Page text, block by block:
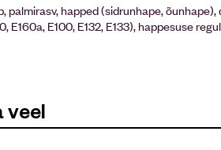
palmirasv, happed (sidrunhape,
E160a, E100, E132, E133), happesuse
veel